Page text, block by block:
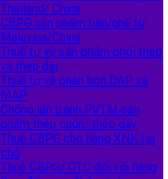
Thailand/ China
CBPG sản phẩm bàn/ghế từ
Malaysia/China
Thuế tự vệ sản phẩm phôi thép
và thép dài
Thuế tự vệ phân bón DAP và
MAP
Chống lẩn tránh PVTM sản
phẩm thép cuộn/ thép dây
Thuế CBPG cho hàng XNK tại
chỗ
Thuế CBPG/ CTC đối với hàng